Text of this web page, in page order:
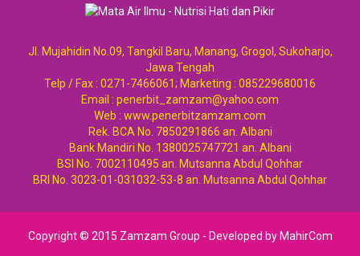
Jl. Mujahidin No.09, Tangkil Baru, Manang, Grogol, Sukoharjo,
Jawa Tengah
Telp / Fax : 0271-7466061; Marketing : 085229680016
Email : penerbit_zamzam@yahoo.com
Web : www.penerbitzamzam.com
Rek. BCA No. 7850291866 an. Albani
Bank Mandiri No. 1380025747721 an. Albani
BSI No. 7002110495 an. Mutsanna Abdul Qohhar
BRI No. 3023-01-031032-53-8 an. Mutsanna Abdul Qohhar
Copyright © 2015 Zamzam Group - Developed by MahirCom